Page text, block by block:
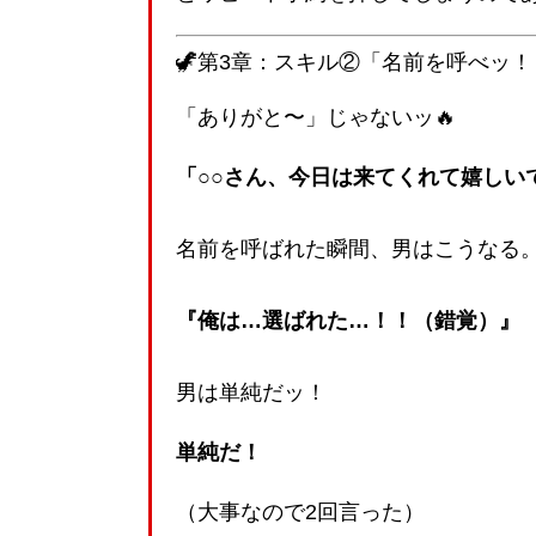
🦖第3章：スキル②「名前を呼べッ！
「ありがと〜」じゃないッ🔥
「○○さん、今日は来てくれて嬉しい
名前を呼ばれた瞬間、男はこうなる。
『俺は…選ばれた…！！（錯覚）』
男は単純だッ！
単純だ！
（大事なので2回言った）